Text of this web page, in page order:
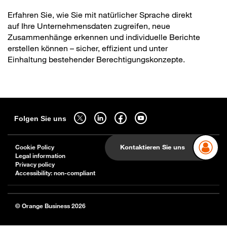
Erfahren Sie, wie Sie mit natürlicher Sprache direkt
auf Ihre Unternehmensdaten zugreifen, neue
Zusammenhänge erkennen und individuelle Berichte
erstellen können – sicher, effizient und unter
Einhaltung bestehender Berechtigungskonzepte.
Kontaktieren Sie uns
Folgen Sie uns
Folgen Sie uns auf twitter - wird in einem neuen Tab geöffnet
Folgen Sie uns auf linkedin - wird in einem neuen Tab
Folgen Sie uns auf facebook - wird in einem
Folgen Sie uns auf youtube - wird in
Cookie Policy
Legal information
Privacy policy
Accessibility: non-compliant
© Orange Business 2026